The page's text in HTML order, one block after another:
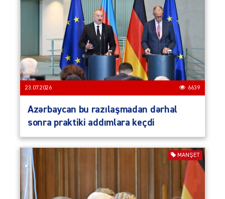
23.07.2026 6639
Azərbaycan bu razılaşmadan dərhal
sonra praktiki addımlara keçdi
MANŞET